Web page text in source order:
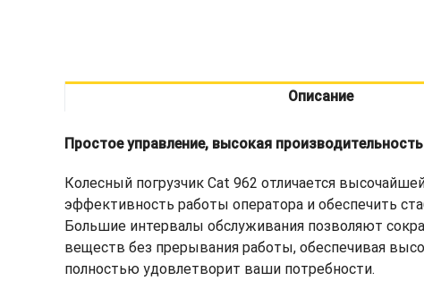
Описание
Простое управление, высокая производительность
Колесный погрузчик Cat 962 отличается
эффективность работы оператора и обеспечить
Большие интервалы обслуживания позволяют
веществ без прерывания работы, обеспечивая
полностью удовлетворит ваши потребности.